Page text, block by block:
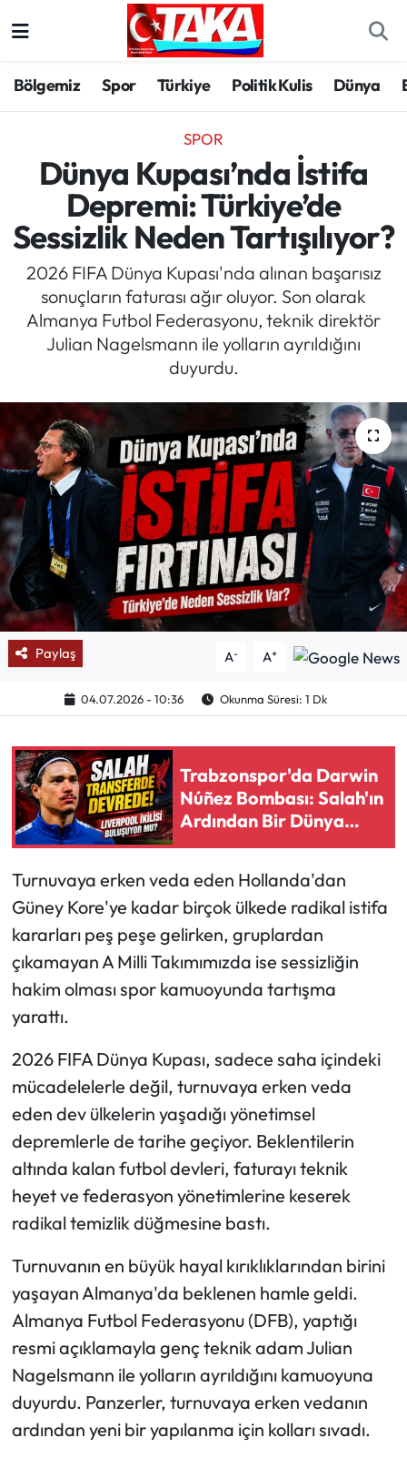
Bölgemiz Spor Türkiye Politik Kulis Dünya
SPOR
Dünya Kupası’nda İstifa
Depremi: Türkiye’de
Sessizlik Neden Tartışılıyor?
2026 FIFA Dünya Kupası'nda alınan başarısız
sonuçların faturası ağır oluyor. Son olarak
Almanya Futbol Federasyonu, teknik direktör
Julian Nagelsmann ile yolların ayrıldığını
duyurdu.
Paylaş A- A+
04.07.2026 - 10:36 Okunma Süresi: 1 Dk
Trabzonspor'da Darwin
Núñez Bombası: Salah'ın
Ardından Bir Dünya
Yıldızı Daha
Turnuvaya erken veda eden Hollanda'dan
Güney Kore'ye kadar birçok ülkede radikal istifa
kararları peş peşe gelirken, gruplardan
çıkamayan A Milli Takımımızda ise sessizliğin
hakim olması spor kamuoyunda tartışma
yarattı.
2026 FIFA Dünya Kupası, sadece saha içindeki
mücadelelerle değil, turnuvaya erken veda
eden dev ülkelerin yaşadığı yönetimsel
depremlerle de tarihe geçiyor. Beklentilerin
altında kalan futbol devleri, faturayı teknik
heyet ve federasyon yönetimlerine keserek
radikal temizlik düğmesine bastı.
Turnuvanın en büyük hayal kırıklıklarından birini
yaşayan Almanya'da beklenen hamle geldi.
Almanya Futbol Federasyonu (DFB), yaptığı
resmi açıklamayla genç teknik adam Julian
Nagelsmann ile yolların ayrıldığını kamuoyuna
duyurdu. Panzerler, turnuvaya erken vedanın
ardından yeni bir yapılanma için kolları sıvadı.
Spor
Türkiye
Kültür/Sanat
Politika
Politik Kulis
Dünya
Mektup Galeri
Röportaj
Manşet
Köşe Yazıları
Karikatür Galeri
BIK
ASTROLOJİ
Spor Yazıları
Mektup Galeri
Sağlık
Turizm
Teknoloji
Trabzon Hava Durumu
Trabzon Trafik Yoğunluk Haritası
Süper Lig Puan Durumu ve Fikstür
Tüm Manşetler
Son Dakika Haberleri
Haber Arşivi